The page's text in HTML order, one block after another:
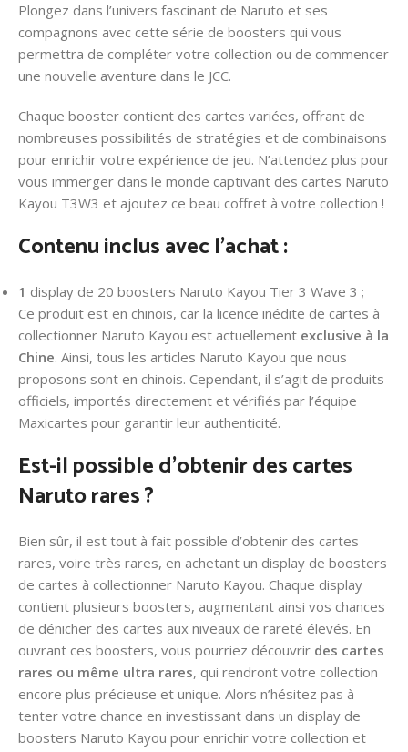
Plongez dans l’univers fascinant de Naruto et ses
compagnons avec cette série de boosters qui vous
permettra de compléter votre collection ou de commencer
une nouvelle aventure dans le JCC.
Chaque booster contient des cartes variées, offrant de
nombreuses possibilités de stratégies et de combinaisons
pour enrichir votre expérience de jeu. N’attendez plus pour
vous immerger dans le monde captivant des cartes Naruto
Kayou T3W3 et ajoutez ce beau coffret à votre collection !
Contenu inclus avec l’achat :
1 display de 20 boosters Naruto Kayou Tier 3 Wave 3 ;
Ce produit est en chinois, car la licence inédite de cartes à
collectionner Naruto Kayou est actuellement exclusive à la
Chine. Ainsi, tous les articles Naruto Kayou que nous
proposons sont en chinois. Cependant, il s’agit de produits
officiels, importés directement et vérifiés par l’équipe
Maxicartes pour garantir leur authenticité.
Est-il possible d’obtenir des cartes
Naruto rares ?
Bien sûr, il est tout à fait possible d’obtenir des cartes
rares, voire très rares, en achetant un display de boosters
de cartes à collectionner Naruto Kayou. Chaque display
contient plusieurs boosters, augmentant ainsi vos chances
de dénicher des cartes aux niveaux de rareté élevés. En
ouvrant ces boosters, vous pourriez découvrir des cartes
rares ou même ultra rares, qui rendront votre collection
encore plus précieuse et unique. Alors n’hésitez pas à
tenter votre chance en investissant dans un display de
boosters Naruto Kayou pour enrichir votre collection et